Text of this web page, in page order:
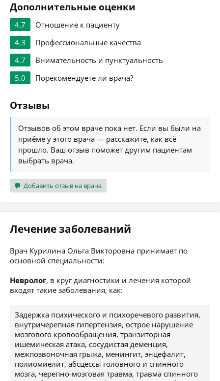
Дополнительные оценки
4.7
Отношение к пациенту
4.3
Профессиональные качества
4.7
Внимательность и пунктуальность
5.0
Порекомендуете ли врача?
Отзывы
Отзывов об этом враче пока нет. Если вы были на
приёме у этого врача — расскажите, как всё
прошло. Ваш отзыв поможет другим пациентам
выбрать врача.
Добавить отзыв на врача
Лечение заболеваний
Врач Курилина Ольга Викторовна принимает по
основной специальности:
Невролог, в круг диагностики и лечения которой
входят такие заболевания, как:
Задержка психического и психоречевого развития,
внутричерепная гипертензия, острое нарушение
мозгового кровообращения, транзиторная
ишемическая атака, сосудистая деменция,
межпозвоночная грыжа, менингит, энцефалит,
полиомиелит, абсцессы головного и спинного
мозга, черепно-мозговая травма, травма спинного